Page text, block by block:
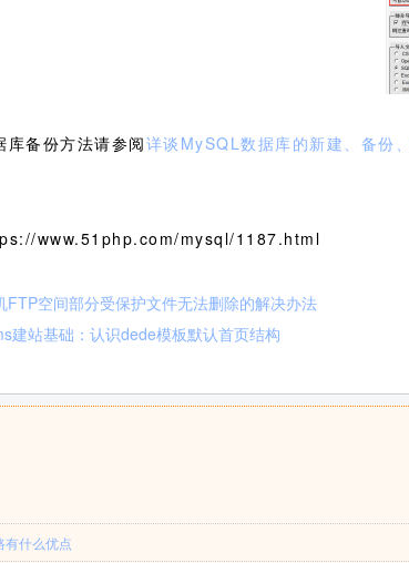
备份方法请参阅详谈MySQL数据库的新建、备份
www.51php.com/mysql/1187.html
FTP空间部分受保护文件无法删除的解决办法
建站基础：认识dede模板默认首页结构
有什么优点